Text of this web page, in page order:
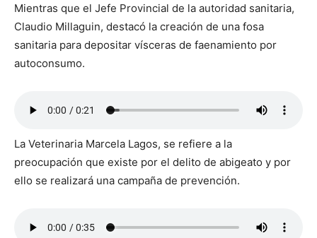
Mientras que el Jefe Provincial de la autoridad sanitaria,
Claudio Millaguin, destacó la creación de una fosa
sanitaria para depositar vísceras de faenamiento por
autoconsumo.
La Veterinaria Marcela Lagos, se refiere a la
preocupación que existe por el delito de abigeato y por
ello se realizará una campaña de prevención.